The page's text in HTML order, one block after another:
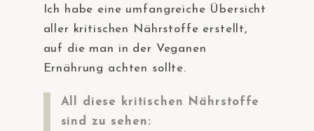
Ich habe eine umfangreiche Übersicht
aller kritischen Nährstoffe erstellt,
auf die man in der Veganen
Ernährung achten sollte.
All diese kritischen Nährstoffe
sind zu sehen: